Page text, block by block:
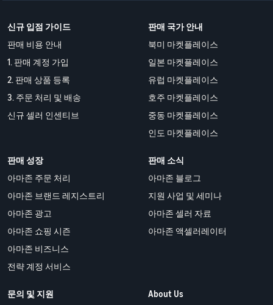
신규 입점 가이드
판매 비용 안내
1. 판매 계정 가입
2. 판매 상품 등록
3. 주문 처리 및 배송
신규 셀러 인센티브
판매 국가 안내
북미 마켓플레이스
일본 마켓플레이스
유럽 마켓플레이스
호주 마켓플레이스
중동 마켓플레이스
인도 마켓플레이스
판매 성장
아마존 주문 처리
아마존 브랜드 레지스트리
아마존 광고
아마존 쇼핑 시즌
아마존 비즈니스
전략 계정 서비스
판매 소식
아마존 블로그
지원 사업 및 세미나
아마존 셀러 자료
아마존 액셀러레이터
문의 및 지원
About Us